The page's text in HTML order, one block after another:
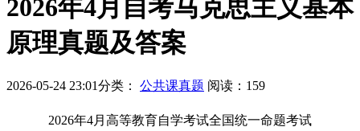
2026年4月自考马克思主义基本
原理真题及答案
2026-05-24 23:01分类： 公共课真题 阅读： 159
2026年4月高等教育自学考试全国统一命题考试